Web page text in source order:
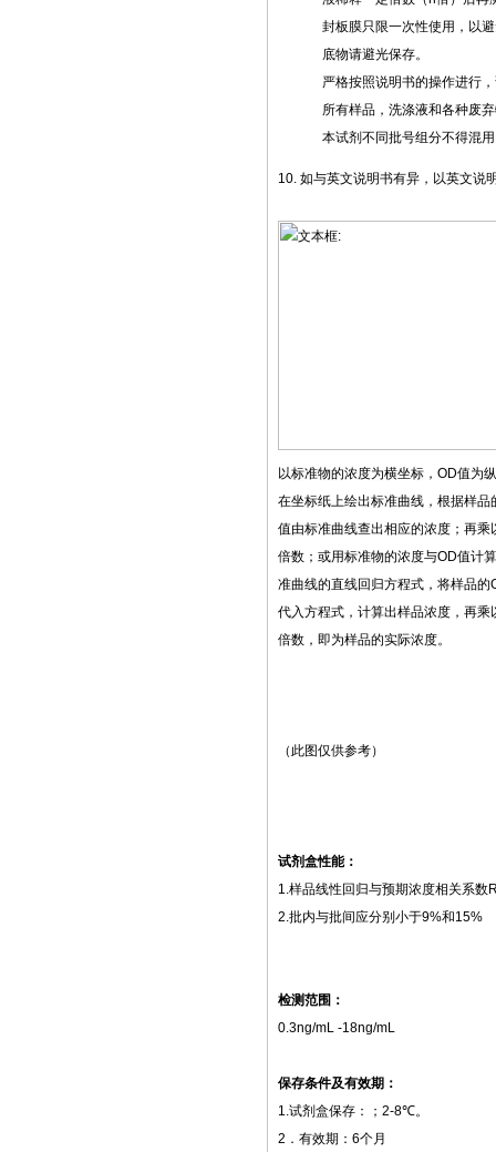
封板膜只限一次性使用，以
底物请避光保存。
严格按照说明书的操作进行
所有样品，洗涤液和各种废
本试剂不同批号组分不得混
10. 如与英文说明书有异，以英文说
以标准物的浓度为横坐标， OD值为
在坐标纸上绘出标准曲线，根据样品
值由标准曲线查出相应的浓度；再乘
倍数；或用标准物的浓度与OD值计
准曲线的直线回归方程式，将样品的
代入方程式，计算出样品浓度，再乘
倍数，即为样品的实际浓度。
（此图仅供参考）
试剂盒性能：
1.样品线性回归与预期浓度相关系数
2.批内与批间应分别小于9%和15%
检测范围：
0.3ng/mL -18ng/
保存条件及有效期：
1.试剂盒保存： ； 2-8℃。
2 ．有效期： 6个月